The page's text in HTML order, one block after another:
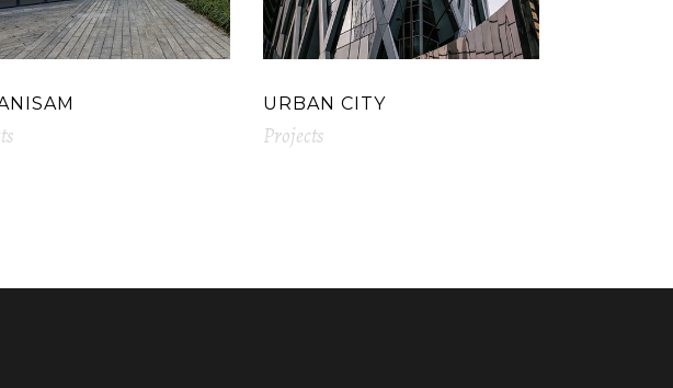
URBAN CITY
Projects